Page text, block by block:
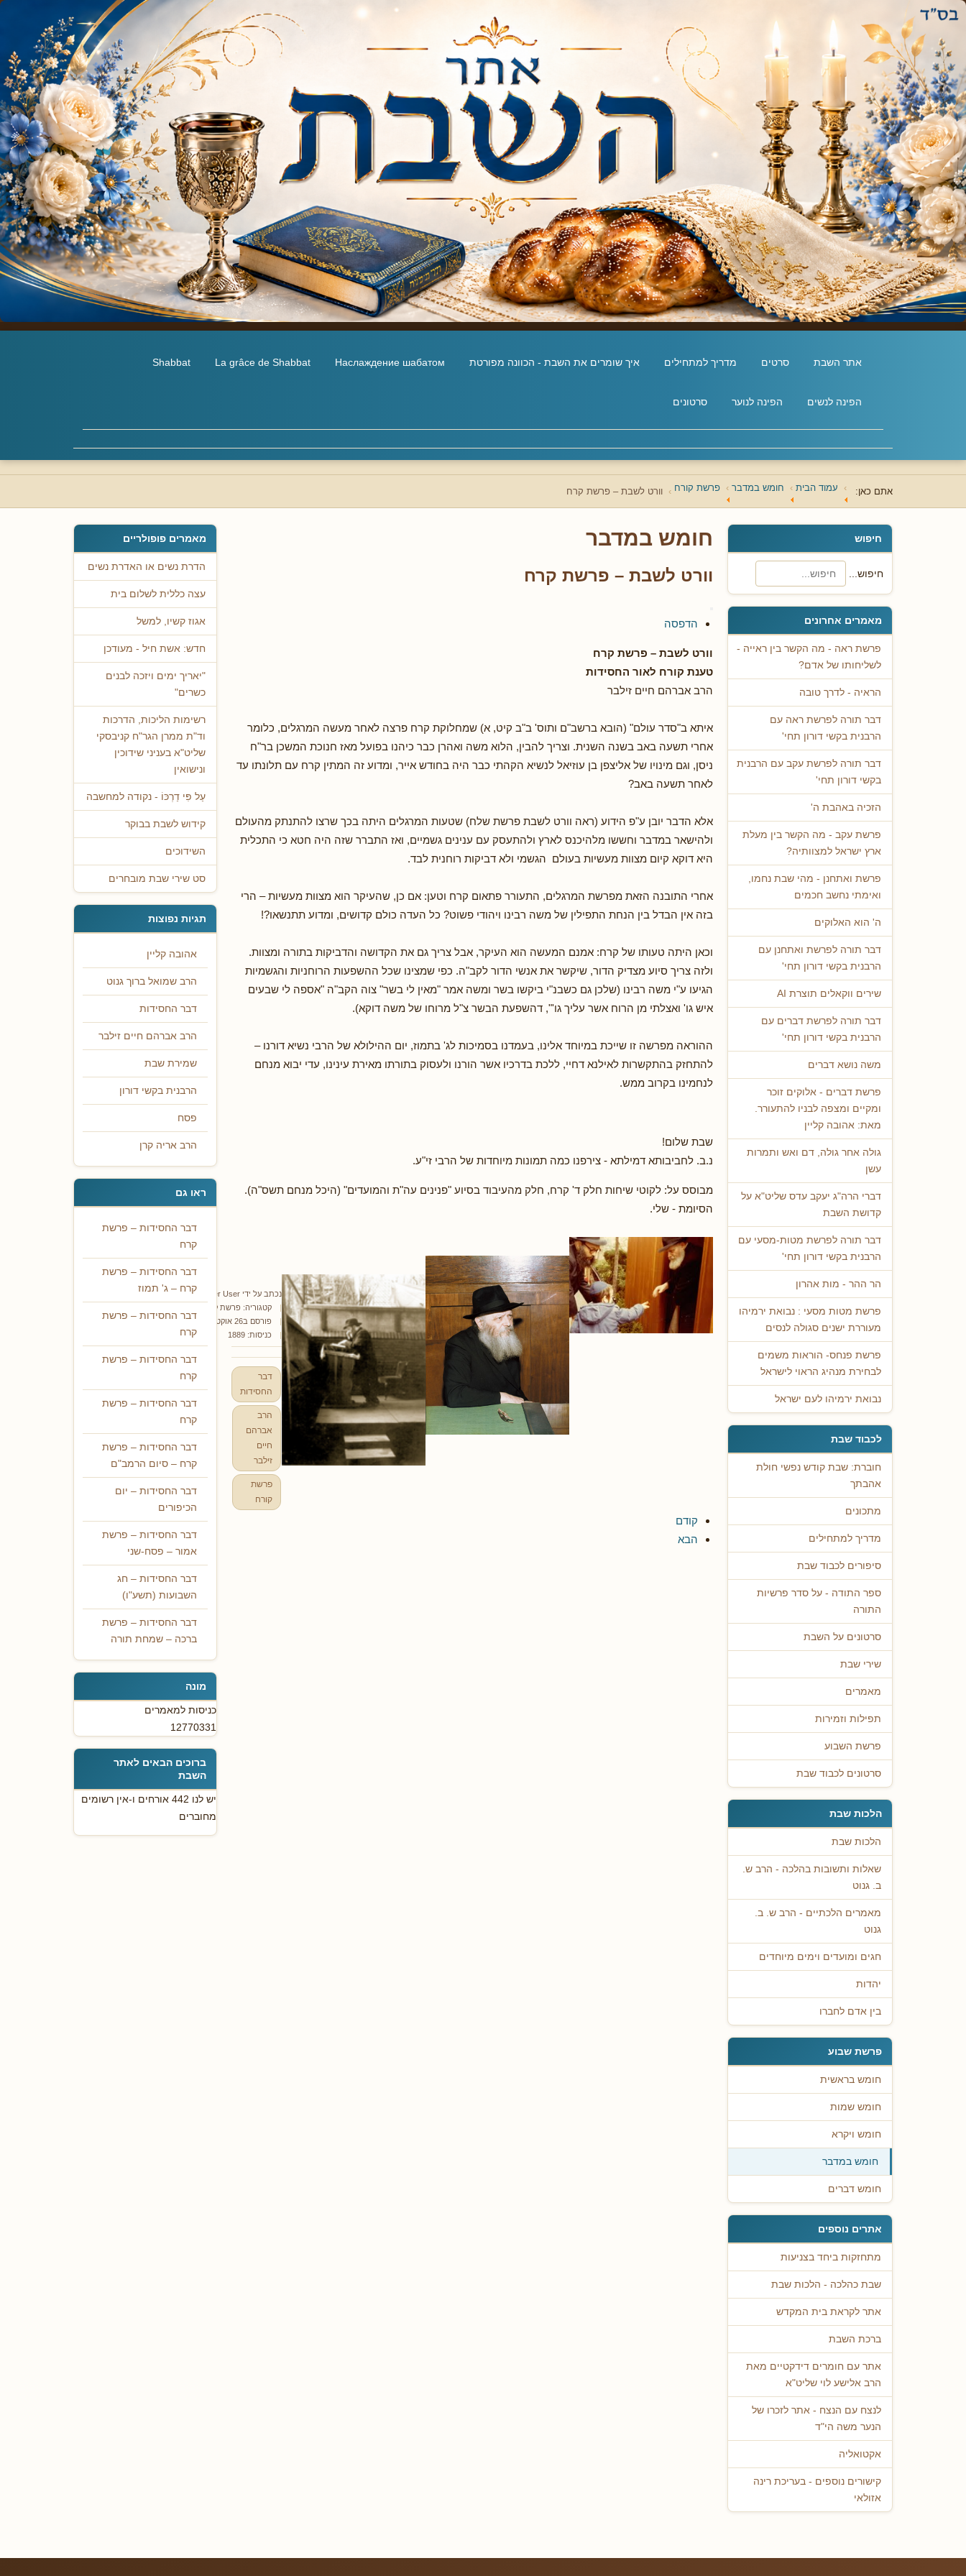
אתר השבת סרטים מדריך למתחילים איך שומרים את השבת - הכוונה מפורטת Наслаждение шабатом
La grâce de Shabbat
Shabbat
הפינה לנשים הפינה לנוער סרטונים
אתם כאן: עמוד הבית חומש במדבר פרשת קורח וורט לשבת – פרשת קרח
חיפוש
חיפוש...
מאמרים אחרונים
פרשת ראה - מה הקשר בין ראייה -
לשליחותו של אדם?
הראיה - לדרך טובה
דבר תורה לפרשת ראה עם
הרבנית בקשי דורון תחי'
דבר תורה לפרשת עקב עם הרבנית
בקשי דורון תחי'
הזכיה באהבת ה'
פרשת עקב - מה הקשר בין מעלת
ארץ ישראל למצוותיה?
פרשת ואתחנן - מהי שבת נחמו,
ואימתי נחשב חכמים
ה' הוא האלוקים
דבר תורה לפרשת ואתחנן עם
הרבנית בקשי דורון תחי'
שירים ווקאלים תוצרת AI
דבר תורה לפרשת דברים עם
הרבנית בקשי דורון תחי'
משה נושא דברים
פרשת דברים - אלוקים זוכר
ומקיים ומצפה לבניו להתעורר.
מאת: אהובה קליין
גולה אחר גולה, דם ואש ותמרות
עשן
דברי הרה"ג יעקב עדס שליט"א על
קדושת השבת
דבר תורה לפרשת מטות-מסעי עם
הרבנית בקשי דורון תחי'
הר ההר - מות אהרון
פרשת מטות מסעי : נבואת ירמיהו
מעוררת ישנים סגולה לנסים
פרשת פנחס- הוראות משמים
לבחירת מנהיג הראוי לישראל
נבואת ירמיהו לעם ישראל
לכבוד שבת
חוברת: שבת קודש נפשי חולת
אהבתך
מתכונים
מדריך למתחילים
סיפורים לכבוד שבת
ספר התודה - על סדר פרשיות
התורה
סרטונים על השבת
שירי שבת
מאמרים
תפילות וזמירות
פרשת השבוע
סרטונים לכבוד שבת
הלכות שבת
הלכות שבת
שאלות ותשובות בהלכה - הרב ש.
ב. גנוט
מאמרים הלכתיים - הרב ש. ב.
גנוט
חגים ומועדים וימים מיוחדים
יהדות
בין אדם לחברו
פרשת שבוע
חומש בראשית
חומש שמות
חומש ויקרא
חומש במדבר
חומש דברים
אתרים נוספים
מתחזקות ביחד בצניעות
שבת כהלכה - הלכות שבת
אתר לקראת בית המקדש
ברכת השבת
אתר עם חומרים דידקטיים מאת
הרב אלישע לוי שליט"א
לנצח עם הנצח - אתר לזכרו של
הנער משה הי"ד
אקטואליה
קישורים נוספים - בעריכת רינה
אזולאי
חומש במדבר
וורט לשבת – פרשת קרח
הדפסה
וורט לשבת – פרשת קרח
טענת קורח לאור החסידות
הרב אברהם חיים זילבר
איתא ב"סדר עולם" (הובא ברשב"ם ותוס' ב"ב קיט, א) שמחלוקת קרח פרצה לאחר מעשה המרגלים, כלומר
אחרי תשעה באב בשנה השנית. וצריך להבין, הלוא משה ואהרן כבר כיהנו בפועל מאז חנוכת המשכן בר"ח
ניסן, וגם מינויו של אליצפן בן עוזיאל לנשיא הקהתי כבר היה בחודש אייר, ומדוע זה המתין קרח עם תלונתו עד
לאחר תשעה באב?
אלא הדבר יובן ע"פ הידוע (ראה וורט לשבת פרשת שלח) שטעות המרגלים היתה בכך שרצו להתנתק מהעולם
ולהישאר במדבר וחששו מלהיכנס לארץ ולהתעסק עם ענינים גשמיים, ואז התברר שזה היה חטא כי התכלית
היא דוקא קיום מצוות מעשיות בעולם הגשמי ולא דביקות רוחנית לבד.
אחרי התובנה הזאת מפרשת המרגלים, התעורר פתאום קרח וטען: אם כן, שהעיקר הוא מצוות מעשיות – הרי
בזה אין הבדל בין הנחת התפילין של משה רבינו ויהודי פשוט? כל העדה כולם קדושים, ומדוע תתנשאו?!
וכאן היתה טעותו של קרח: אמנם המעשה הוא העיקר, אבל צריך גם את הקדושה והדביקות בתורה ומצוות.
ולזה צריך סיוע מצדיק הדור, שיקשר את אנשי הדור לקב"ה. כפי שמצינו שכל ההשפעות הרוחניות והגשמיות
הגיעו ע"י משה רבינו (שלכן גם כשבנ"י ביקשו בשר ומשה אמר "מאין לי בשר" צוה הקב"ה "אספה לי שבעים
איש גו' ואצלתי מן הרוח אשר עליך גו'", דהשפעת הבשר צ"ל מרוחו של משה דוקא).
ההוראה מפרשה זו שייכת במיוחד אלינו, בעמדנו בסמיכות לג' בתמוז, יום ההילולא של הרבי נשיא דורנו –
להתחזק בהתקשרות לאילנא דחיי, ללכת בדרכיו אשר הורנו ולעסוק בתורתו מאירת עינינו, עדי יבוא מנחם
לנחמינו בקרוב ממש.
שבת שלום!
נ.ב. לחביבותא דמילתא - צירפנו כמה תמונות מיוחדות של הרבי זי"ע.
מבוסס על: לקוטי שיחות חלק ד' קרח, חלק מהעיבוד בסיוע "פנינים עה"ת והמועדים" (היכל מנחם תשס"ה).
הסיומת - שלי.
נכתב על ידי Super User
קטגוריה: פרשת קורח
פורסם ב26 אוקטובר 2020
כניסות: 1889
דבר
החסידות
הרב
אברהם
חיים
זילבר
פרשת
קורח
קודם
הבא
מאמרים פופולריים
הדרת נשים או האדרת נשים
עצה כללית לשלום בית
אגוז קשיו, למשל
חדש: אשת חיל - מעודכן
"יאריך ימים ויזכה לבנים
כשרים"
רשימות הליכות, הדרכות
וד"ת ממרן הגר"ח קניבסקי
שליט"א בעניני שידוכין
ונישואין
עַל פִּי דַרְכּוֹ - נקודה למחשבה
קידוש לשבת בבוקר
השידוכים
סט שירי שבת מובחרים
תגיות נפוצות
אהובה קליין
הרב שמואל ברוך גנוט
דבר החסידות
הרב אברהם חיים זילבר
שמירת שבת
הרבנית בקשי דורון
פסח
הרב אריה קרן
ראו גם
דבר החסידות – פרשת
קרח
דבר החסידות – פרשת
קרח – ג' תמוז
דבר החסידות – פרשת
קרח
דבר החסידות – פרשת
קרח
דבר החסידות – פרשת
קרח
דבר החסידות – פרשת
קרח – סיום הרמב"ם
דבר החסידות – יום
הכיפורים
דבר החסידות – פרשת
אמור – פסח-שני
דבר החסידות – חג
השבועות (תשע"ו)
דבר החסידות – פרשת
ברכה – שמחת תורה
מונה
כניסות למאמרים
12770331
ברוכים הבאים לאתר
השבת
יש לנו 442 אורחים ו-אין רשומים
מחוברים